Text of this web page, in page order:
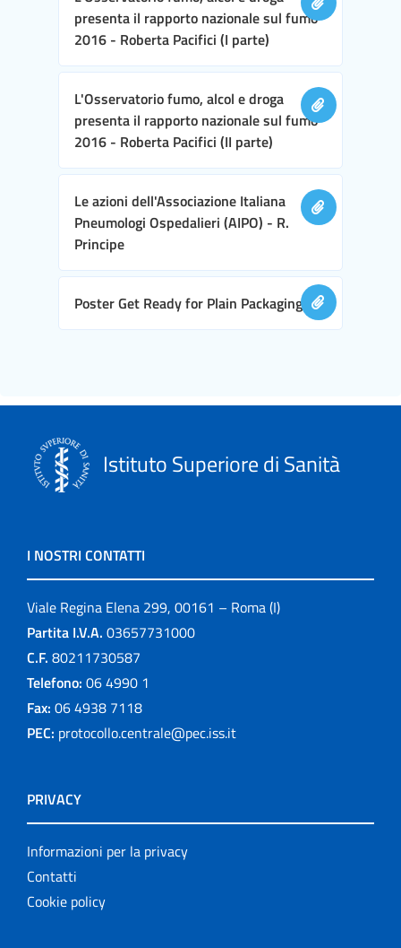
presenta il rapporto nazionale sul fumo
2016 - Roberta Pacifici (I parte)
L'Osservatorio fumo, alcol e droga
presenta il rapporto nazionale sul fumo
2016 - Roberta Pacifici (II parte)
Le azioni dell'Associazione Italiana
Pneumologi Ospedalieri (AIPO) - R.
Principe
Poster Get Ready for Plain Packaging
Istituto Superiore di Sanità
I NOSTRI CONTATTI
Viale Regina Elena 299, 00161 – Roma (I)
Partita I.V.A. 03657731000
C.F. 80211730587
Telefono: 06 4990 1
Fax: 06 4938 7118
PEC: protocollo.centrale@pec.iss.it
PRIVACY
Informazioni per la privacy
Contatti
Cookie policy